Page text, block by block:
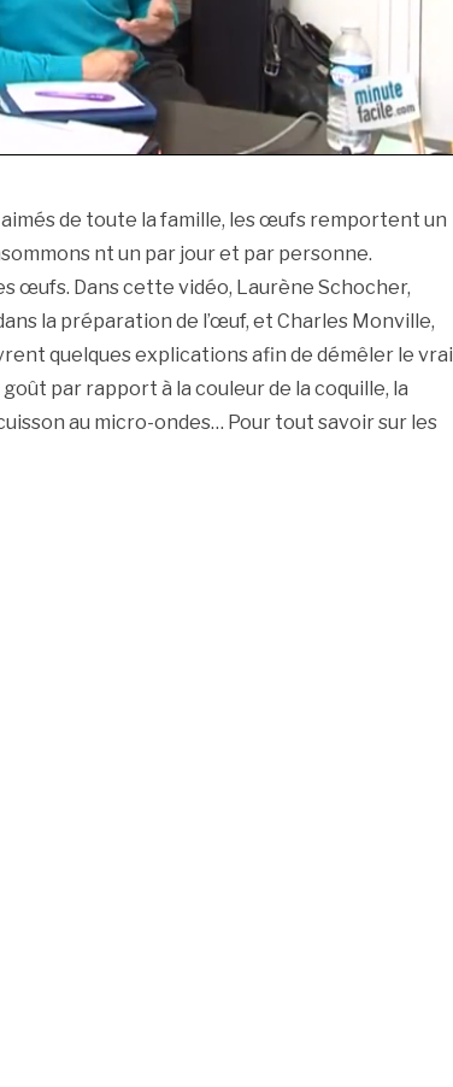
de toute la famille, les œufs remportent un
nt un par jour et par personne.
œufs. Dans cette vidéo, Laurène Schocher,
la préparation de l’œuf, et Charles Monville,
quelques explications afin de démêler le vrai
par rapport à la couleur de la coquille, la
au micro-ondes… Pour tout savoir sur les